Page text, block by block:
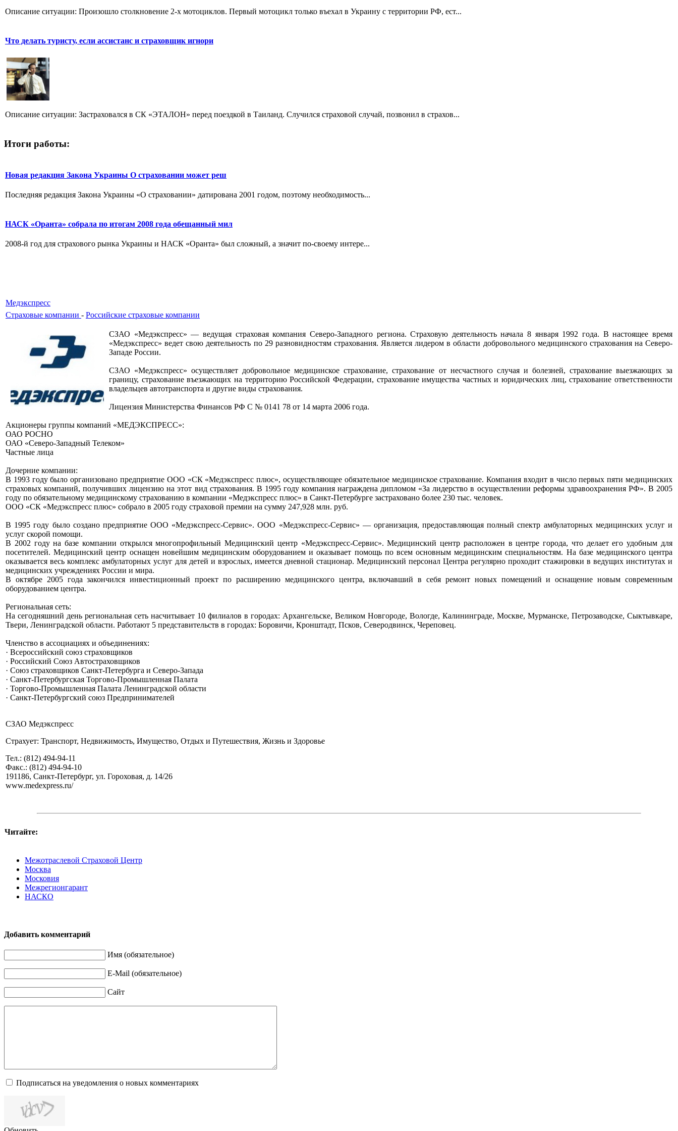
Описание ситуации: Произошло столкновение 2-х мотоциклов. Первый мотоцикл только въехал в Украину с территории РФ, ест...
Что делать туристу, если ассистанс и страховщик игнори
Описание ситуации: Застраховался в СК «ЭТАЛОН» перед поездкой в Таиланд. Случился страховой случай, позвонил в страхов...
Итоги работы:
Новая редакция Закона Украины О страховании может реш
Последняя редакция Закона Украины «О страховании» датирована 2001 годом, поэтому необходимость...
НАСК «Оранта» собрала по итогам 2008 года обещанный мил
2008-й год для страхового рынка Украины и НАСК «Оранта» был сложный, а значит по-своему интере...
Медэкспресс
Страховые компании - Российские страховые компании
СЗАО «Медэкспресс» — ведущая страховая компания Северо-Западного региона. Страховую деятельность начала 8 января 1992 года. В настоящее время
«Медэкспресс» ведет свою деятельность по 29 разновидностям страхования. Является лидером в области добровольного медицинского страхования на Северо-
Западе России.
СЗАО «Медэкспресс» осуществляет добровольное медицинское страхование, страхование от несчастного случая и болезней, страхование выезжающих за
границу, страхование въезжающих на территорию Российской Федерации, страхование имущества частных и юридических лиц, страхование ответственности
владельцев автотранспорта и другие виды страхования.
Лицензия Министерства Финансов РФ C № 0141 78 от 14 марта 2006 года.
Акционеры группы компаний «МЕДЭКСПРЕСС»:
ОАО РОСНО
ОАО «Северо-Западный Телеком»
Частные лица
Дочерние компании:
В 1993 году было организовано предприятие ООО «СК «Медэкспресс плюс», осуществляющее обязательное медицинское страхование. Компания входит в число первых пяти медицинских
страховых компаний, получивших лицензию на этот вид страхования. В 1995 году компания награждена дипломом «За лидерство в осуществлении реформы здравоохранения РФ». В 2005
году по обязательному медицинскому страхованию в компании «Медэкспресс плюс» в Санкт-Петербурге застраховано более 230 тыс. человек.
ООО «СК «Медэкспресс плюс» собрало в 2005 году страховой премии на сумму 247,928 млн. руб.
В 1995 году было создано предприятие ООО «Медэкспресс-Сервис». ООО «Медэкспресс-Сервис» — организация, предоставляющая полный спектр амбулаторных медицинских услуг и
услуг скорой помощи.
В 2002 году на базе компании открылся многопрофильный Медицинский центр «Медэкспресс-Сервис». Медицинский центр расположен в центре города, что делает его удобным для
посетителей. Медицинский центр оснащен новейшим медицинским оборудованием и оказывает помощь по всем основным медицинским специальностям. На базе медицинского центра
оказывается весь комплекс амбулаторных услуг для детей и взрослых, имеется дневной стационар. Медицинский персонал Центра регулярно проходит стажировки в ведущих институтах и
медицинских учреждениях России и мира.
В октябре 2005 года закончился инвестиционный проект по расширению медицинского центра, включавший в себя ремонт новых помещений и оснащение новым современным
оборудованием центра.
Региональная сеть:
На сегодняшний день региональная сеть насчитывает 10 филиалов в городах: Архангельске, Великом Новгороде, Вологде, Калининграде, Москве, Мурманске, Петрозаводске, Сыктывкаре,
Твери, Ленинградской области. Работают 5 представительств в городах: Боровичи, Кронштадт, Псков, Северодвинск, Череповец.
Членство в ассоциациях и объединениях:
· Всероссийский союз страховщиков
· Российский Союз Автостраховщиков
· Союз страховщиков Санкт-Петербурга и Северо-Запада
· Санкт-Петербургская Торгово-Промышленная Палата
· Торгово-Промышленная Палата Ленинградской области
· Санкт-Петербургский союз Предпринимателей
СЗАО Медэкспресс
Страхует: Транспорт, Недвижимость, Имущество, Отдых и Путешествия, Жизнь и Здоровье
Тел.: (812) 494-94-11
Факс.: (812) 494-94-10
191186, Санкт-Петербург, ул. Гороховая, д. 14/26
www.medexpress.ru/
Читайте:
Межотраслевой Страховой Центр
Москва
Московия
Межрегионгарант
НАСКО
Добавить комментарий
Имя (обязательное)
E-Mail (обязательное)
Сайт
Подписаться на уведомления о новых комментариях